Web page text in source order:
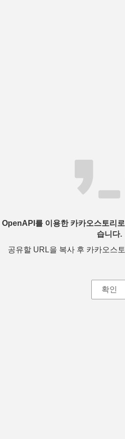
OpenAPI를 이용한 카카오스토리
습니다.
공유할 URL을 복사 후 카카오스
확인